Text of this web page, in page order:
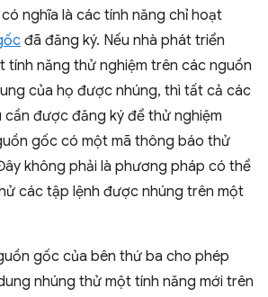
nghĩa là các tính năng chỉ hoạt
đã đăng ký. Nếu nhà phát triển
tính năng thử nghiệm trên các nguồn
của họ được nhúng, thì tất cả các
được đăng ký để thử nghiệm
gốc có một mã thông báo thử
không phải là phương pháp có thể
các tập lệnh được nhúng trên một
gốc của bên thứ ba cho phép
nhúng thử một tính năng mới trên